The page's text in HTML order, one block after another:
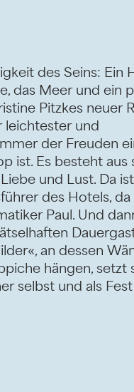
des Seins: Ein
das Meer und ein
Pitzkes neuer
leichtester und
der Freuden
ist. Es besteht aus
und Lust. Da
des Hotels, da
Paul. Und
an dessen
hängen, setzt
selbst und als